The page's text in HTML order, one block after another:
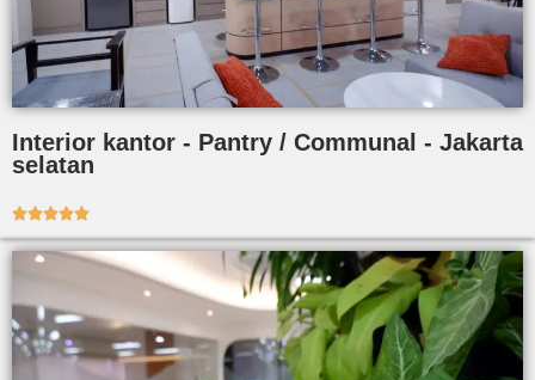
Interior kantor - Pantry / Communal - Jakarta
selatan
